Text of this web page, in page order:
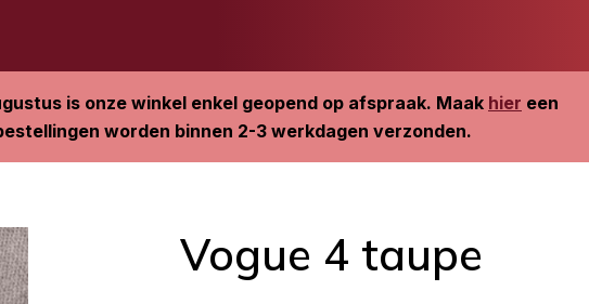
is onze winkel enkel geopend op afspraak. Maak hier een
worden binnen 2-3 werkdagen verzonden.
Vogue 4 taupe